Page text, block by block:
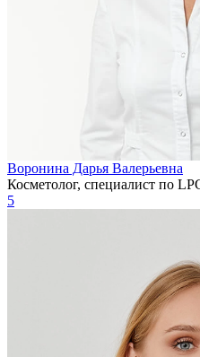
Воронина Дарья Валерьевна
Косметолог, специалист по
5